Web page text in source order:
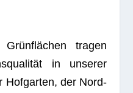
tra­gen
in unse­rer
Hof­gar­ten, der Nord­